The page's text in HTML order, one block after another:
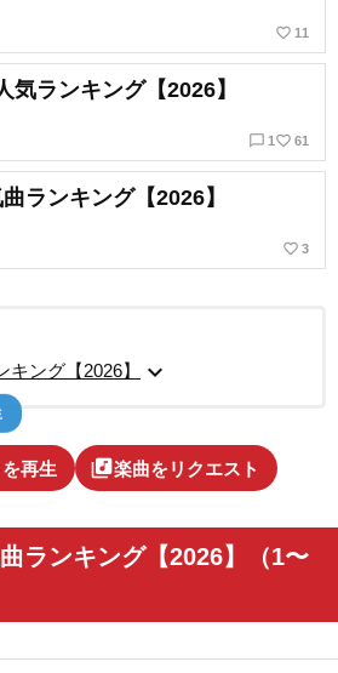
favorite_border 11
気ランキング【2026】
chat_bubble_outline 1 favorite_border 61
ランキング【2026】
favorite_border 3
ング【2026】
expand_more
再生 library_music楽曲をリクエスト
ランキング【2026】（1〜